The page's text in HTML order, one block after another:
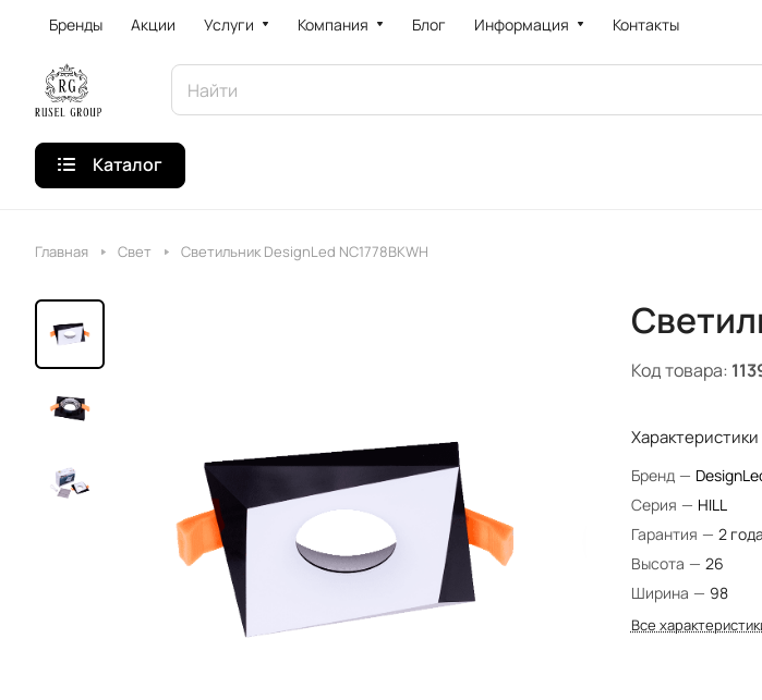
Бренды Акции Услуги Компания Блог Информация Контакты
Каталог
Главная Свет Светильник DesignLed NC1778BKWH
Код товара:
Характеристики
Бренд —
Серия — HILL
Гарантия — 2 года
Высота — 26
Ширина — 98
Все